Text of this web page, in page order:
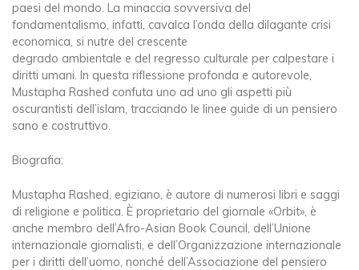
paesi del mondo. La minaccia sovversiva del
fondamentalismo, infatti, cavalca l’onda della dilagante crisi
economica, si nutre del crescente
degrado ambientale e del regresso culturale per calpestare i
diritti umani. In questa riflessione profonda e autorevole,
Mustapha Rashed confuta uno ad uno gli aspetti più
oscurantisti dell’islam, tracciando le linee guide di un pensiero
sano e costruttivo.
Biografia:
Mustapha Rashed, egiziano, è autore di numerosi libri e saggi
di religione e politica. È proprietario del giornale «Orbit», è
anche membro dell’Afro-Asian Book Council, dell’Unione
internazionale giornalisti, e dell’Organizzazione internazionale
per i diritti dell’uomo, nonché dell’Associazione del pensiero